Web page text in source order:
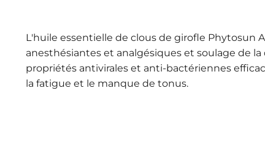
L'huile essentielle de clous de girofle Phytosun
anesthésiantes et analgésiques et soulage de
propriétés antivirales et anti-bactériennes
la fatigue et le manque de tonus.